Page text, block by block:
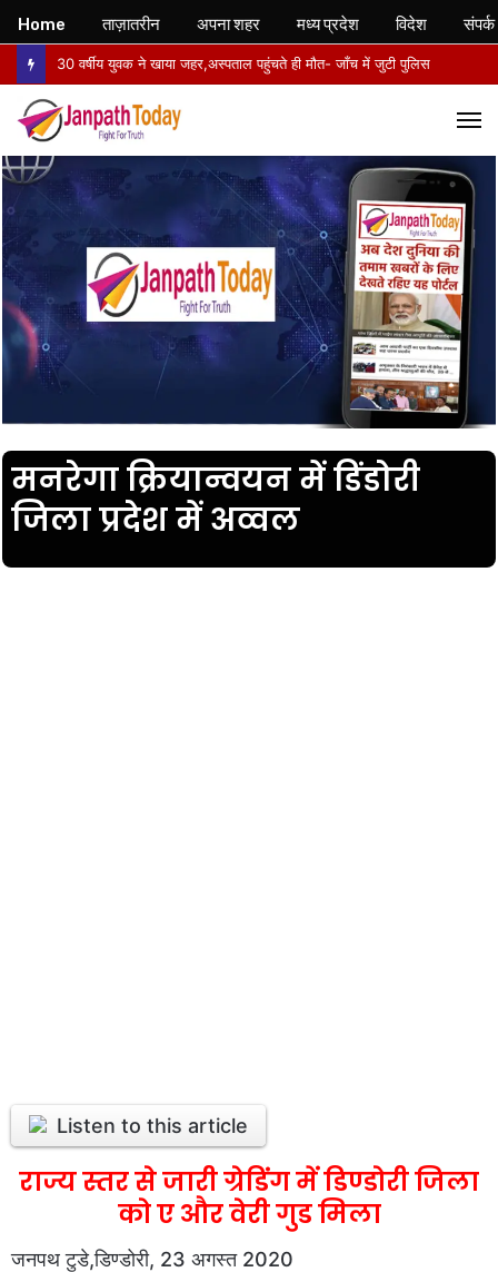
30 वर्षीय युवक ने खाया जहर,अस्पताल पहुंचते ही मौत- जाँच में जुटी पुलिस
मनरेगा क्रियान्वयन में डिंडोरी
जिला प्रदेश में अव्वल
Listen to this article
राज्य स्तर से जारी ग्रेडिंग में डिण्डोरी जिला
को ए और वेरी गुड मिला
जनपथ टुडे,डिण्डोरी, 23 अगस्त 2020
Home ताज़ातरीन अपना शहर मध्य प्रदेश विदेश संपर्क